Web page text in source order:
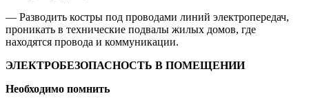
— Разводить костры под проводами линий электропередач,
проникать в технические подвалы жилых домов, где
находятся провода и коммуникации.
ЭЛЕКТРОБЕЗОПАСНОСТЬ В ПОМЕЩЕНИИ
Необходимо помнить